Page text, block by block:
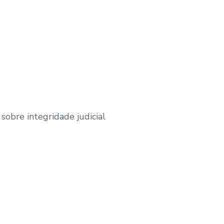
integridade judicial